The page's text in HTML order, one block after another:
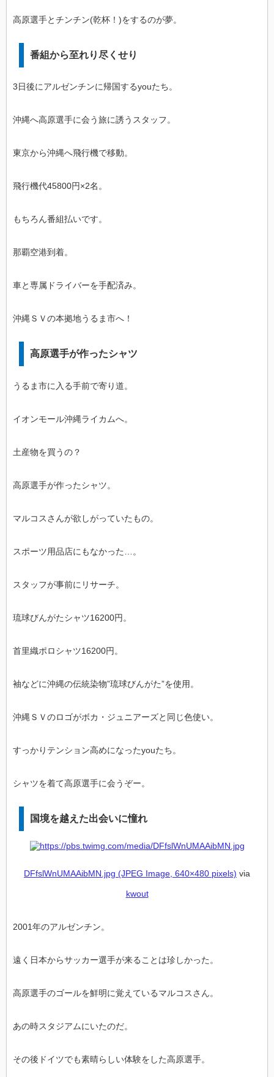
高原選手とチンチン(乾杯！)をするのが夢。
番組から至れり尽くせり
3日後にアルゼンチンに帰国するyouたち。
沖縄へ高原選手に会う旅に誘うスタッフ。
東京から沖縄へ飛行機で移動。
飛行機代45800円×2名。
もちろん番組払いです。
那覇空港到着。
車と専属ドライバーを手配済み。
沖縄ＳＶの本拠地うるま市へ！
高原選手が作ったシャツ
うるま市に入る手前で寄り道。
イオンモール沖縄ライカムへ。
土産物を買うの？
高原選手が作ったシャツ。
マルコスさんが欲しがっていたもの。
スポーツ用品店にもなかった…。
スタッフが事前にリサーチ。
琉球びんがたシャツ16200円。
首里織ポロシャツ16200円。
袖などに沖縄の伝統染物”琉球びんがた”を使用。
沖縄ＳＶのロゴがボカ・ジュニアーズと同じ色使い。
すっかりテンション高めになったyouたち。
シャツを着て高原選手に会うぞー。
国境を越えた出会いに憧れ
DFfslWnUMAAibMN.jpg (JPEG Image, 640×480 pixels) via
kwout
2001年のアルゼンチン。
遠く日本からサッカー選手が来ることは珍しかった。
高原選手のゴールを鮮明に覚えているマルコスさん。
あの時スタジアムにいたのだ。
その後ドイツでも素晴らしい体験をした高原選手。